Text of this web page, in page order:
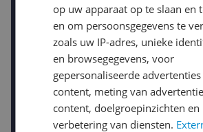
Jouw e-mailadres
Gewenste daling of bedrag
-10% -15%
Prijsalert aanzetten
op uw apparaat op te slaan en
en om persoonsgegevens te
zoals uw IP-adres, unieke
en browsegegevens, voor
gepersonaliseerde advertenties
content, meting van
content, doelgroepinzichten en
verbetering van diensten.